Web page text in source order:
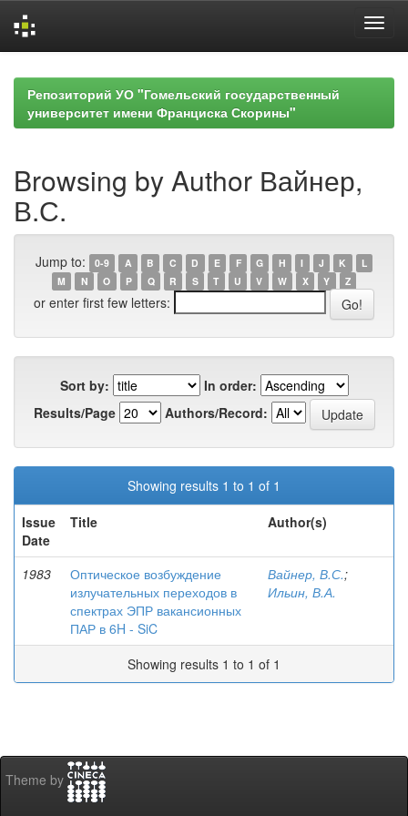
navigationРепозиторий УО "Гомельский государственный
университет имени Франциска Скорины"
Browsing by Author Вайнер,
В.С.
Jump to: 0-9 A B C D E F G H I J K
L
M
N O P Q R S T U V W X Y Z
or enter first few letters:
Sort by:
In order:
Results/Page
Authors/Record:
Showing results 1 to 1 of 1
Issue
Date
Title Author(s)
1983
Оптическое возбуждение
излучательных переходов в
спектрах ЭПР вакансионных
ПАР в 6H - SiC
Вайнер, В.С.;
Ильин, В.А.
Showing results 1 to 1 of 1
Theme by